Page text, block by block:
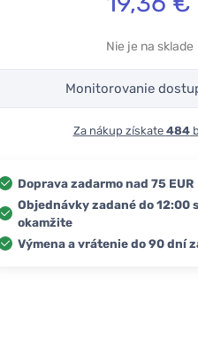
Nie je na sklade
Monitorovanie
Za nákup získate 484
Doprava zadarmo nad 75 EUR
Objednávky zadané do 12:00
okamžite
Výmena a vrátenie do 90 dní